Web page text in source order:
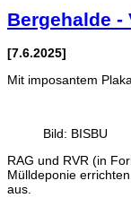
Bergehalde -
[7.6.2025]
Mit imposantem
Bild: BISBU
RAG und RVR (in
Mülldeponie
aus.